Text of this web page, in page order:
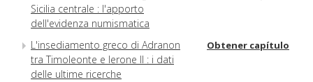
Sicilia centrale : l'apporto
dell'evidenza numismatica
L'insediamento greco di Adranon
tra Timoleonte e Ierone II : i dati
delle ultime ricerche
Obtener capítulo